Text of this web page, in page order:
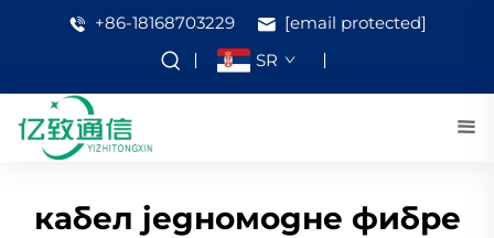
+86-18168703229
[email protected]
SR
кабел једномодне фибре